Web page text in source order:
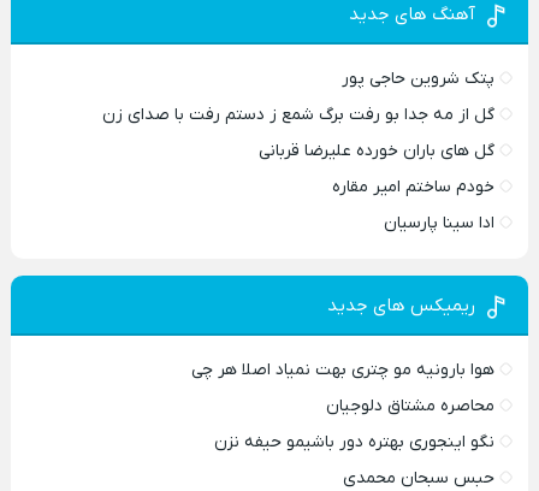
آهنگ های جدید
پتک شروین حاجی پور
گل از مه جدا بو رفت برگ شمع ز دستم رفت با صدای زن
گل های باران خورده علیرضا قربانی
خودم ساختم امیر مقاره
ادا سینا پارسیان
ریمیکس های جدید
هوا بارونیه مو چتری بهت نمیاد اصلا هر چی
محاصره مشتاق دلوجیان
نگو اینجوری بهتره دور باشیمو حیفه نزن
حبس سبحان محمدی